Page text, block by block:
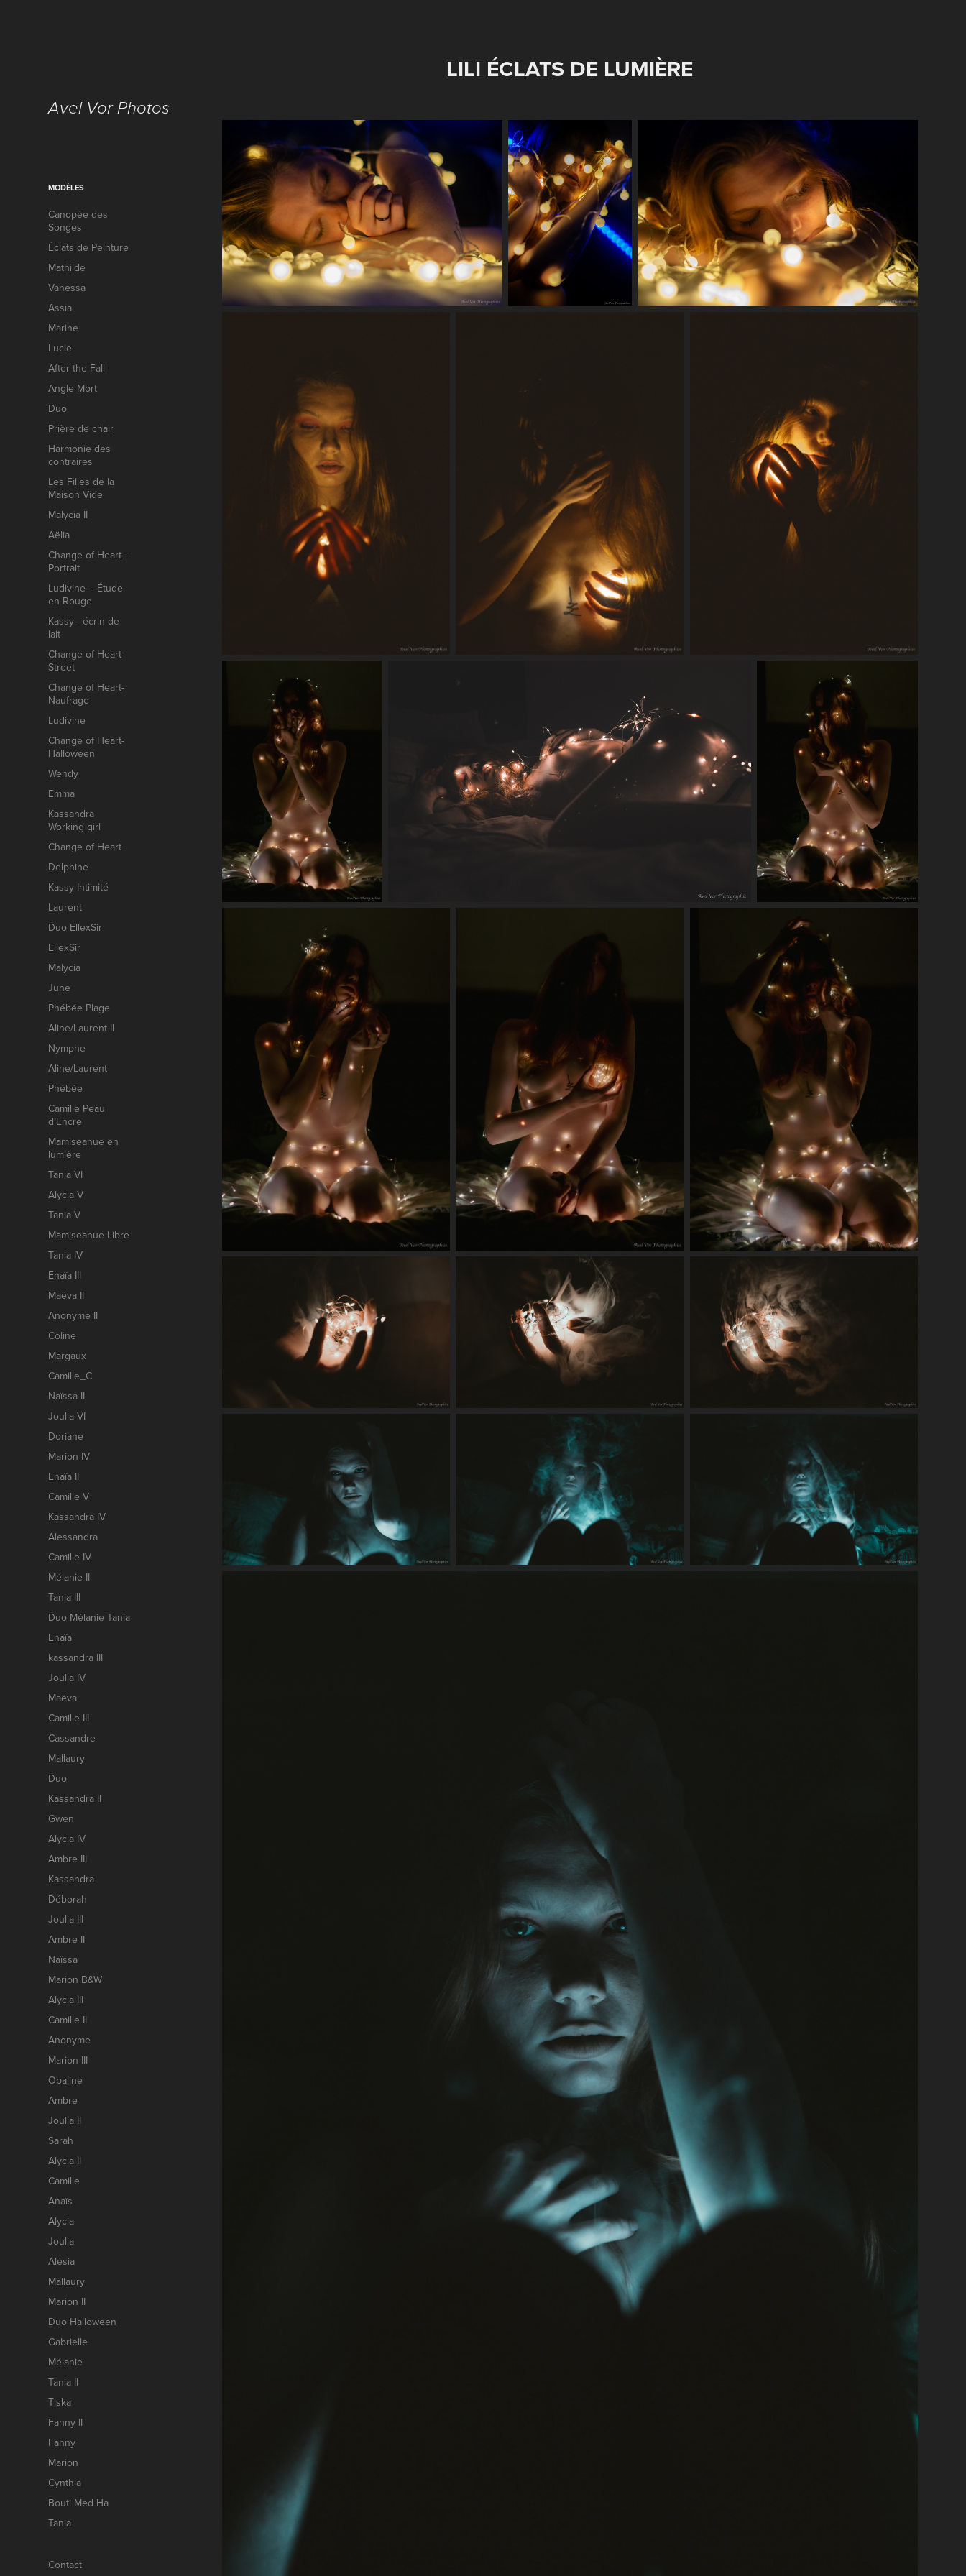
Avel Vor Photos
MODÈLES
Canopée des
Songes
Éclats de Peinture
Mathilde
Vanessa
Assia
Marine
Lucie
After the Fall
Angle Mort
Duo
Prière de chair
Harmonie des
contraires
Les Filles de la
Maison Vide
Malycia II
Aëlia
Change of Heart -
Portrait
Ludivine – Étude
en Rouge
Kassy - écrin de
lait
Change of Heart-
Street
Change of Heart-
Naufrage
Ludivine
Change of Heart-
Halloween
Wendy
Emma
Kassandra
Working girl
Change of Heart
Delphine
Kassy Intimité
Laurent
Duo EllexSir
EllexSir
Malycia
June
Phébée Plage
Aline/Laurent II
Nymphe
Aline/Laurent
Phébée
Camille Peau
d’Encre
Mamiseanue en
lumière
Tania VI
Alycia V
Tania V
Mamiseanue Libre
Tania IV
Enaïa III
Maëva II
Anonyme II
Coline
Margaux
Camille_C
Naïssa II
Joulia VI
Doriane
Marion IV
Enaïa II
Camille V
Kassandra IV
Alessandra
Camille IV
Mélanie II
Tania III
Duo Mélanie Tania
Enaïa
kassandra III
Joulia IV
Maëva
Camille III
Cassandre
Mallaury
Duo
Kassandra II
Gwen
Alycia IV
Ambre III
Kassandra
Déborah
Joulia III
Ambre II
Naïssa
Marion B&W
Alycia III
Camille II
Anonyme
Marion III
Opaline
Ambre
Joulia II
Sarah
Alycia II
Camille
Anaïs
Alycia
Joulia
Alésia
Mallaury
Marion II
Duo Halloween
Gabrielle
Mélanie
Tania II
Tiska
Fanny II
Fanny
Marion
Cynthia
Bouti Med Ha
Tania
Contact
LILI ÉCLATS DE LUMIÈRE